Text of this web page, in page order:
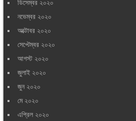
ডিসেম্বর ২০২০
নভেম্বর ২০২০
অক্টোবর ২০২০
সেপ্টেম্বর ২০২০
আগস্ট ২০২০
জুলাই ২০২০
জুন ২০২০
মে ২০২০
এপ্রিল ২০২০